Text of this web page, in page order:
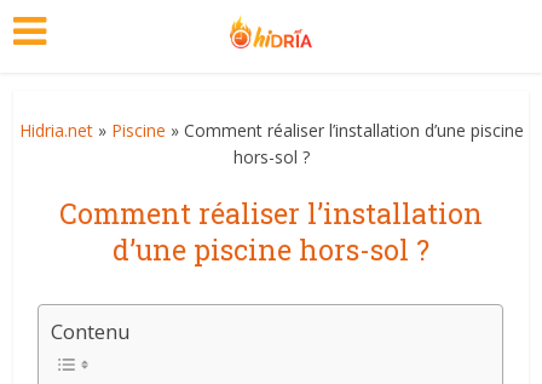
Hidria.net» Piscine » Comment réaliser l’installation d’une piscine
hors-sol ?
Comment réaliser l’installation
d’une piscine hors-sol ?
Contenu